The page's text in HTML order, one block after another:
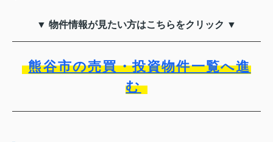
▼ 物件情報が見たい方はこちらをクリック ▼
熊谷市の売買・投資物件一覧へ進
む